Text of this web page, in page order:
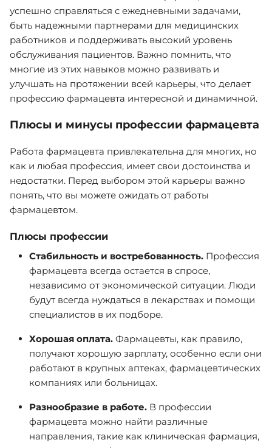
успешно справляться с ежедневными задачами,
быть надежными партнерами для медицинских
работников и поддерживать высокий уровень
обслуживания пациентов. Важно помнить, что
многие из этих навыков можно развивать и
улучшать на протяжении всей карьеры, что делает
профессию фармацевта интересной и динамичной.
Плюсы и минусы профессии фармацевта
Работа фармацевта привлекательна для многих, но
как и любая профессия, имеет свои достоинства и
недостатки. Перед выбором этой карьеры важно
понять, что вы можете ожидать от работы
фармацевтом.
Плюсы профессии
Стабильность и востребованность. Профессия
фармацевта всегда остается в спросе,
независимо от экономической ситуации. Люди
будут всегда нуждаться в лекарствах и помощи
специалистов в их подборе.
Хорошая оплата. Фармацевты, как правило,
получают хорошую зарплату, особенно если они
работают в крупных аптеках, фармацевтических
компаниях или больницах.
Разнообразие в работе. В профессии
фармацевта можно найти различные
направления, такие как клиническая фармация,